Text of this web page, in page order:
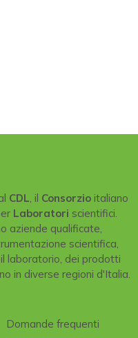
CDL , il Consorzioitaliano
Laboratori scientifici.
aziende qualificate,
scientifica,
laboratorio, dei prodotti
in diverse regioni d'Italia.
Domande frequenti